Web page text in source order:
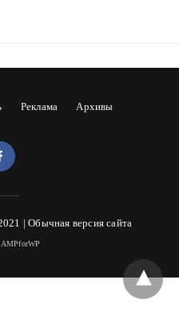
Реклама Архивы
|Обычная версия сайта
AMPforWP